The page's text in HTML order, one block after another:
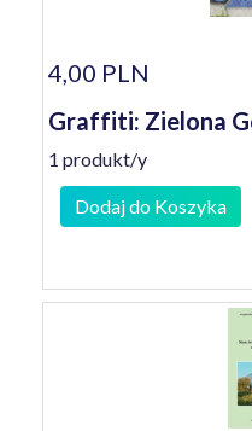
4,00 PLN
Graffiti: Zielona
1 produkt/y
Dodaj do Koszyka